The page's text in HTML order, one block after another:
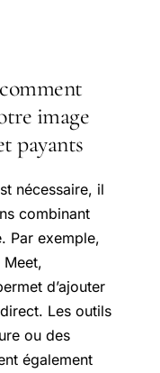
image
payants
nécessaire, il
combinant
Par exemple,
d’ajouter
Les outils
ou des
également